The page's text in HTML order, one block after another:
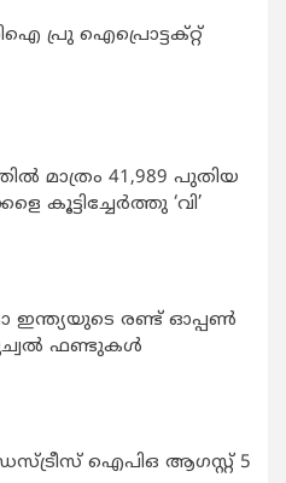
പ്രു ഐപ്രൊട്ടക്റ്റ്
മാത്രം 41,989 പുതിയ
കൂട്ടിച്ചേർത്തു ‘വി’
രണ്ട് ഓപ്പണ്‍
ഫണ്ടുകള്‍
ഐപിഒ ആഗസ്റ്റ് 5